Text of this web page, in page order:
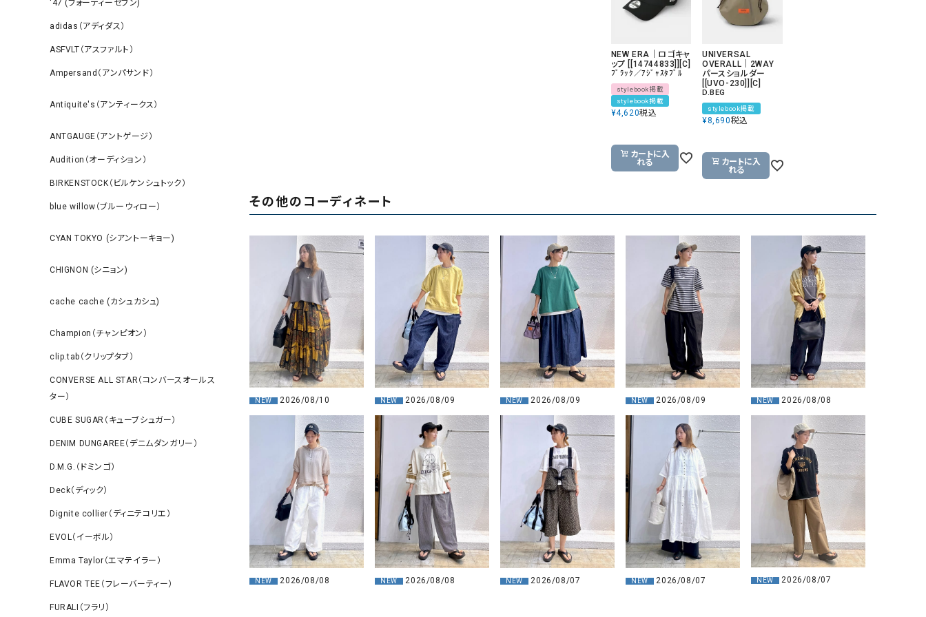
‘47 (フォーティーセブン)
adidas（アディダス）
ASFVLT（アスファルト）
Ampersand（アンパサンド）
Antiquite's（アンティークス）
ANTGAUGE（アントゲージ）
Audition（オーディション）
BIRKENSTOCK（ビルケンシュトック）
blue willow（ブルーウィロー）
CYAN TOKYO (シアントーキョー)
CHIGNON (シニョン)
cache cache (カシュカシュ)
Champion（チャンピオン）
clip.tab（クリップタブ）
CONVERSE ALL STAR（コンバースオールス
ター）
CUBE SUGAR（キューブシュガー）
DENIM DUNGAREE（デニムダンガリー）
D.M.G.（ドミンゴ）
Deck（ディック）
Dignite collier（ディニテコリエ）
EVOL（イーボル）
Emma Taylor（エマテイラー）
FLAVOR TEE（フレーバーティー）
FURALI（フラリ）
NEW ERA｜ロゴキャ
ップ [[14744833]][C]
ﾌﾞﾗｯｸ／ｱｼﾞｬｽﾀﾌﾞﾙ
stylebook掲載
stylebook掲載
¥4,620税込
カートに入
れる
UNIVERSAL
OVERALL｜2WAY
パースショルダー
[[UVO-230]][C]
D.BEG
stylebook掲載
¥8,690税込
カートに入
れる
その他のコーディネート
NEW 2026/08/10 NEW 2026/08/09 NEW 2026/08/09 NEW 2026/08/09 NEW 2026/08/08
NEW 2026/08/08 NEW 2026/08/08 NEW 2026/08/07 NEW 2026/08/07 NEW 2026/08/07